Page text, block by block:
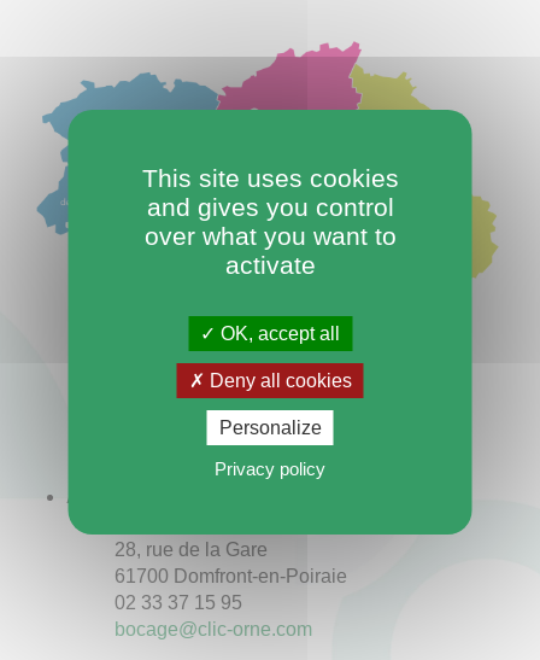
Antenne du Bocage
28, rue de la Gare
61700 Domfront-en-Poiraie
02 33 37 15 95
bocage@clic-orne.com
This site uses cookies
and gives you control
over what you want to
activate
OK, accept all
Deny all cookies
Personalize
Privacy policy